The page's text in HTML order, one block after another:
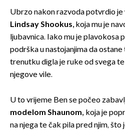
Ubrzo nakon razvoda potvrdio
Lindsay Shookus, koja mu je
ljubavnica. Iako mu je plavokosa
podrška u nastojanjima da
trenutku digla je ruke od svega
njegove vile.
U to vrijeme Ben se počeo
modelom Shaunom, koja je
na njega te čak pila pred njim,